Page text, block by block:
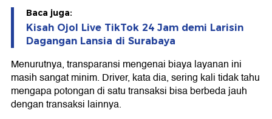
Baca juga:
Kisah Ojol Live TikTok 24 Jam demi Larisin
Dagangan Lansia di Surabaya
Menurutnya, transparansi mengenai biaya layanan ini
masih sangat minim. Driver, kata dia, sering kali tidak tahu
mengapa potongan di satu transaksi bisa berbeda jauh
dengan transaksi lainnya.